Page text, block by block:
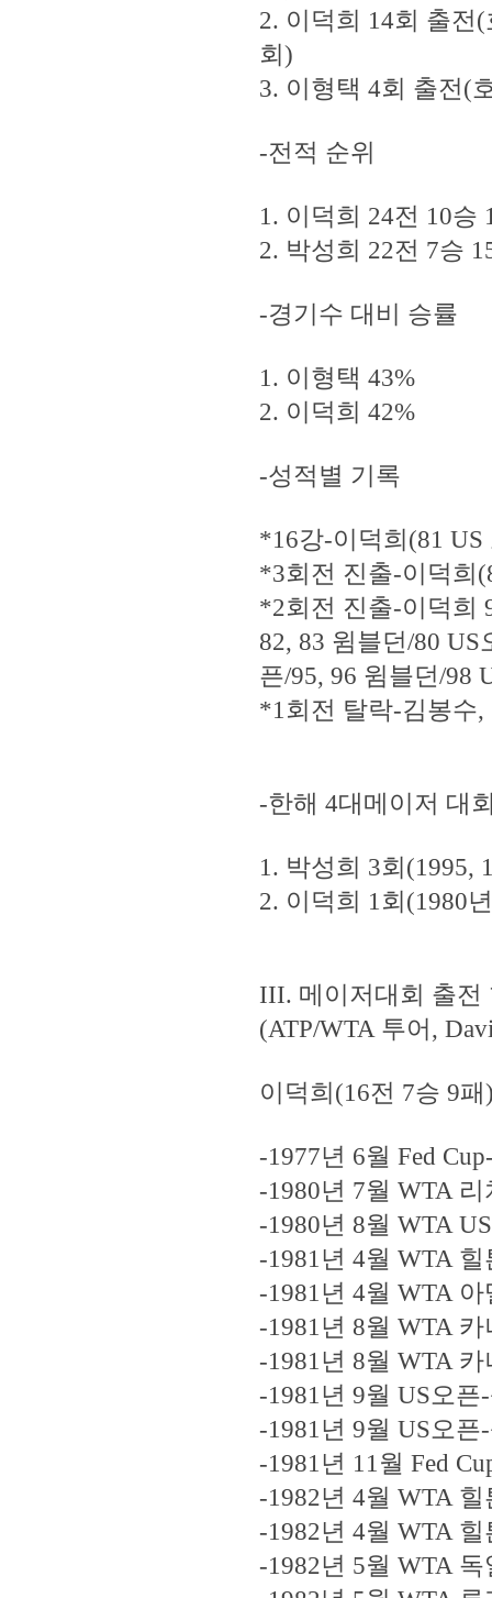
2. 이덕희 14회 출전
회)
3. 이형택 4회 출전(
-전적 순위
1. 이덕희 24전 10승
2. 박성희 22전 7승
-경기수 대비 승률
1. 이형택 43%
2. 이덕희 42%
-성적별 기록
*16강-이덕희(81
*3회전 진출-이덕희
*2회전 진출-이덕희
82, 83 윔블던/80
픈/95, 96 윔블던/98
*1회전 탈락-김봉수
-한해 4대메이저 대
1. 박성희 3회(1995,
2. 이덕희 1회(1980
III. 메이저대회 출전
(ATP/WTA 투어,
이덕희(16전 7승 9패
-1977년 6월 Fed
-1980년 7월 WTA
-1980년 8월 WTA
-1981년 4월 WTA
-1981년 4월 WTA
-1981년 8월 WTA
-1981년 8월 WTA
-1981년 9월 US오
-1981년 9월 US오
-1981년 11월 Fed
-1982년 4월 WTA
-1982년 4월 WTA
-1982년 5월 WTA